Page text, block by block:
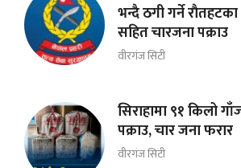
भन्दै ठगी गर्ने
सहित चारजना पक्राउ
वीरगंज सिटी
सिराहामा ९१ किलो
पक्राउ, चार जना फरार
वीरगंज सिटी